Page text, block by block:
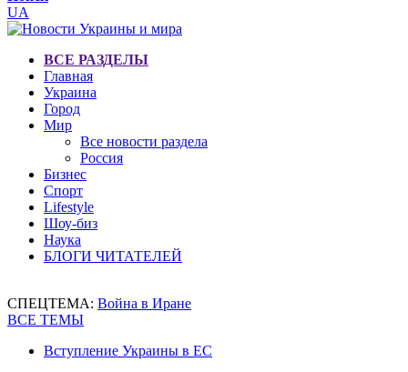
UA
ВСЕ РАЗДЕЛЫ
Главная
Украина
Город
Мир
Все новости раздела
Россия
Бизнес
Спорт
Lifestyle
Шоу-биз
Наука
БЛОГИ ЧИТАТЕЛЕЙ
СПЕЦТЕМА: Война в Иране
ВСЕ ТЕМЫ
Вступление Украины в ЕС